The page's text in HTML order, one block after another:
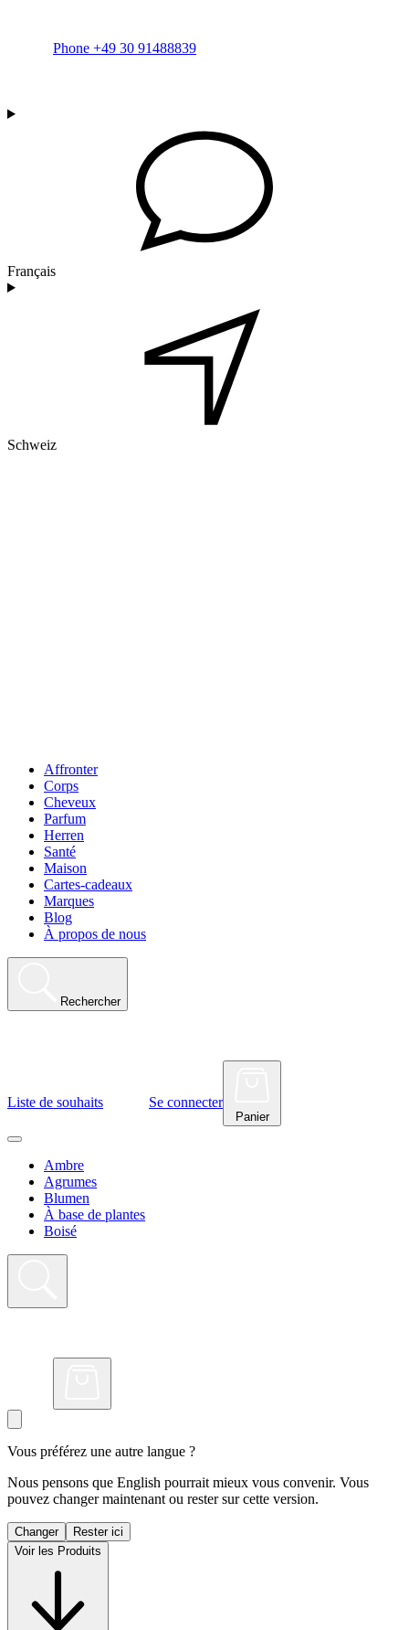
Phone +49 30 91488839
Français
Schweiz
Affronter
Corps
Cheveux
Parfum
Herren
Santé
Maison
Cartes-cadeaux
Marques
Blog
À propos de nous
Rechercher
Liste de souhaits Se connecter
Panier
Ambre
Agrumes
Blumen
À base de plantes
Boisé
Vous préférez une autre langue ?
Nous pensons que English pourrait mieux vous convenir. Vous
pouvez changer maintenant ou rester sur cette version.
Changer
Rester ici
Voir les Produits